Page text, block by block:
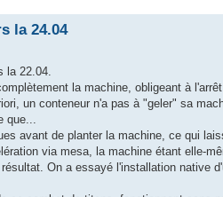
la 24.04
la 22.04.
la machine, obligeant à
un conteneur n'a pas à "geler" sa
avant de planter la machine, ce qui
via mesa, la machine étant elle-
On a essayé l'installation native